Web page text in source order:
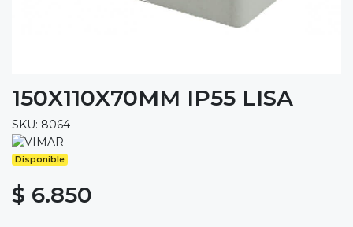
150X110X70MM IP55 LISA
SKU: 8064
Disponible
$ 6.850